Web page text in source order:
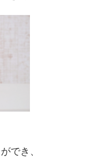
でき、